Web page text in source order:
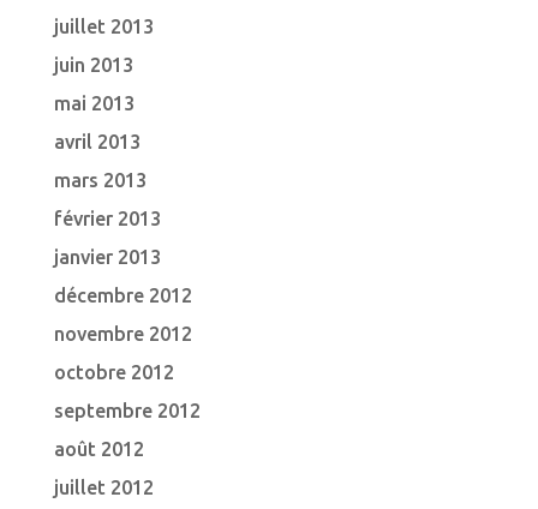
juillet 2013
juin 2013
mai 2013
avril 2013
mars 2013
février 2013
janvier 2013
décembre 2012
novembre 2012
octobre 2012
septembre 2012
août 2012
juillet 2012